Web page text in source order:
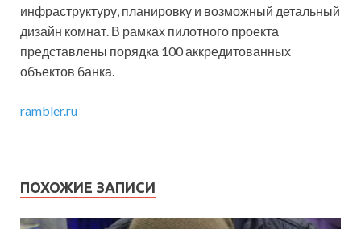
инфраструктуру, планировку и возможный детальный
дизайн комнат. В рамках пилотного проекта
представлены порядка 100 аккредитованных
объектов банка.
rambler.ru
ПОХОЖИЕ ЗАПИСИ